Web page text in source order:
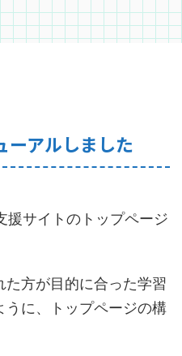
ーアルしました
援サイトのトップページ
方が目的に合った学習
に、トップページの構